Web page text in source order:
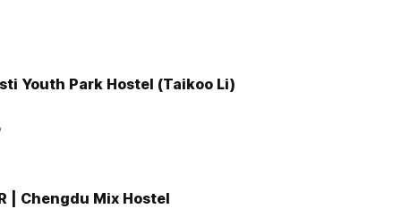
Youth Park Hostel (Taikoo Li)
| Chengdu Mix Hostel